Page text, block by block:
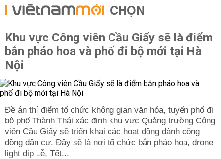
CHỌN
Khu vực Công viên Cầu Giấy sẽ là điểm
bắn pháo hoa và phố đi bộ mới tại Hà
Nội
Đề án thí điểm tổ chức không gian văn hóa, tuyến phố đi
bộ phố Thành Thái xác định khu vực Quảng trường Công
viên Cầu Giấy sẽ triển khai các hoạt động dành cộng
đồng dân cư. Đây sẽ là nơi tổ chức bắn pháo hoa, drone
light dịp Lễ, Tết...